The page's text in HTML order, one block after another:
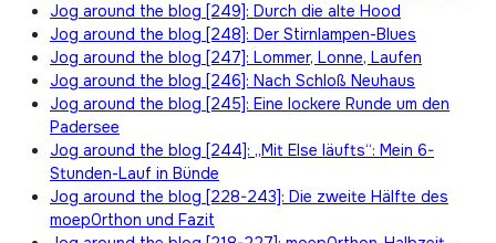
Jog around the blog [249]: Durch die alte Hood
Jog around the blog [248]: Der Stirnlampen-Blues
Jog around the blog [247]: Lommer, Lonne, Laufen
Jog around the blog [246]: Nach Schloß Neuhaus
Jog around the blog [245]: Eine lockere Runde um den
Padersee
Jog around the blog [244]: „Mit Else läufts“: Mein 6-
Stunden-Lauf in Bünde
Jog around the blog [228-243]: Die zweite Hälfte des
moep0rthon und Fazit